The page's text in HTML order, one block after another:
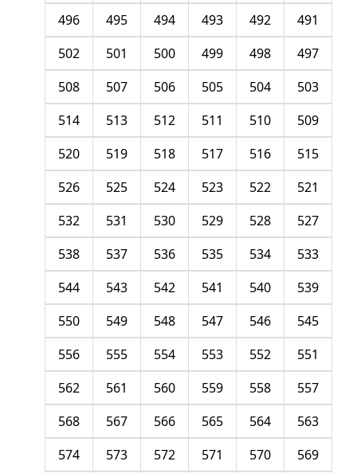
491
492
493
494
495
496
497
498
499
500
501
502
503
504
505
506
507
508
509
510
511
512
513
514
515
516
517
518
519
520
521
522
523
524
525
526
527
528
529
530
531
532
533
534
535
536
537
538
539
540
541
542
543
544
545
546
547
548
549
550
551
552
553
554
555
556
557
558
559
560
561
562
563
564
565
566
567
568
569
570
571
572
573
574